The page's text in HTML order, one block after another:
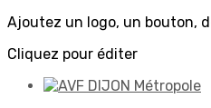
Ajoutez un logo, un bouton,
Cliquez pour éditer